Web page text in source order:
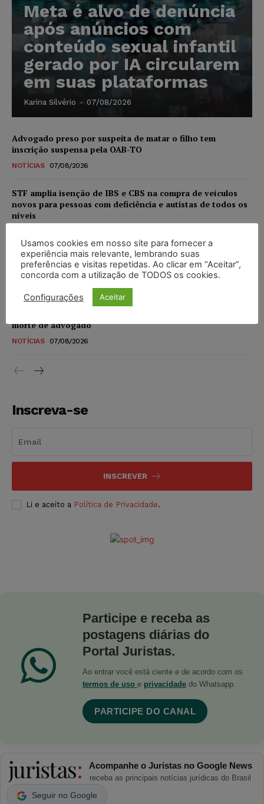
Meta é alvo de denúncia
após anúncios com
conteúdo sexual infantil
gerado por IA circularem
em suas plataformas
Karina Silvério - 07/08/2026
Advogado preso por suspeita de matar o filho tem
inscrição suspensa pela OAB-TO
NOTÍCIAS 07/08/2026
STF amplia isenção de IBS e CBS na compra de veículos
novos para pessoas com deficiência e autistas de todos os
níveis
Justiça do Trabalho mantém justa causa de empregado que
vendia canetas emagrecedoras no local de trabalho
morte de advogado
NOTÍCIAS 07/08/2026
Inscreva-se
INSCREVER
Li e aceito a Política de Privacidade.
Participe e receba as
postagens diárias do
Portal Juristas.
Ao entrar você está ciente e de acordo com os
termos de uso e privacidade do Whatsapp.
PARTICIPE DO CANAL
Acompanhe o Juristas no Google News
receba as principais notícias jurídicas do Brasil
Seguir no Google
Usamos cookies em nosso site para fornecer a
experiência mais relevante, lembrando suas
preferências e visitas repetidas. Ao clicar em “Aceitar”,
concorda com a utilização de TODOS os cookies.
Configurações Aceitar